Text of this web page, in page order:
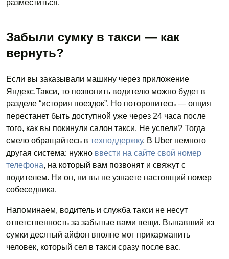
разместиться.
Забыли сумку в такси — как
вернуть?
Если вы заказывали машину через приложение
Яндекс.Такси, то позвонить водителю можно будет в
разделе “история поездок”. Но поторопитесь — опция
перестанет быть доступной уже через 24 часа после
того, как вы покинули салон такси. Не успели? Тогда
смело обращайтесь в техподдержку. В Uber немного
другая система: нужно ввести на сайте свой номер
телефона, на который вам позвонят и свяжут с
водителем. Ни он, ни вы не узнаете настоящий номер
собеседника.
Напоминаем, водитель и служба такси не несут
ответственность за забытые вами вещи. Выпавший из
сумки десятый айфон вполне мог прикарманить
человек, который сел в такси сразу после вас.